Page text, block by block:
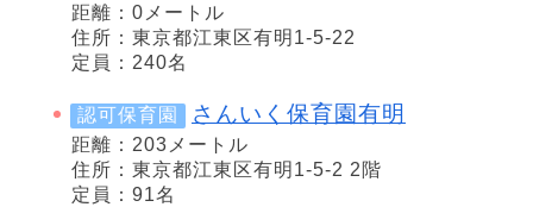
距離：0メートル
住所：東京都江東区有明1-5-22
定員：240名
認可保育園 さんいく保育園有明
距離：203メートル
住所：東京都江東区有明1-5-2 2階
定員：91名